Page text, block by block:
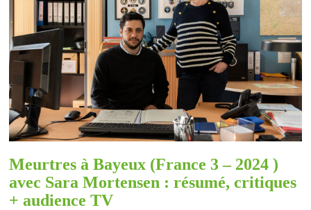
Meurtres à Bayeux (France 3 – 2024 )
avec Sara Mortensen : résumé, critiques
+ audience TV